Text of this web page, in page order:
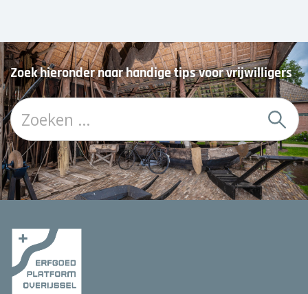
Zoek hieronder naar handige tips voor vrijwilligers
Z
o
e
k
: